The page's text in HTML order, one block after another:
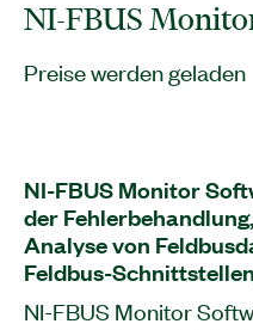
NI-FBUS
Preise werden geladen
NI-FBUS Monitor
der
Analyse von
Feldbus-
NI-FBUS Monitor